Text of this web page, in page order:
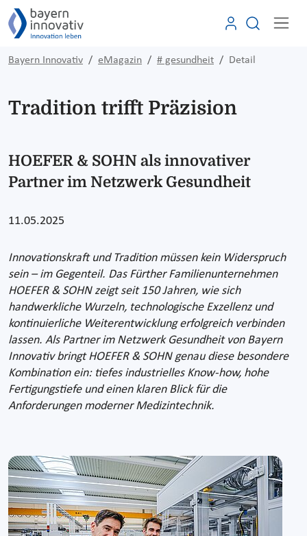
Bayern Innovativ eMagazin # gesundheit Detail
Tradition trifft Präzision
HOEFER & SOHN als innovativer
Partner im Netzwerk Gesundheit
11.05.2025
Innovationskraft und Tradition müssen kein Widerspruch
sein – im Gegenteil. Das Fürther Familienunternehmen
HOEFER & SOHN zeigt seit 150 Jahren, wie sich
handwerkliche Wurzeln, technologische Exzellenz und
kontinuierliche Weiterentwicklung erfolgreich verbinden
lassen. Als Partner im Netzwerk Gesundheit von Bayern
Innovativ bringt HOEFER & SOHN genau diese besondere
Kombination ein: tiefes industrielles Know-how, hohe
Fertigungstiefe und einen klaren Blick für die
Anforderungen moderner Medizintechnik.